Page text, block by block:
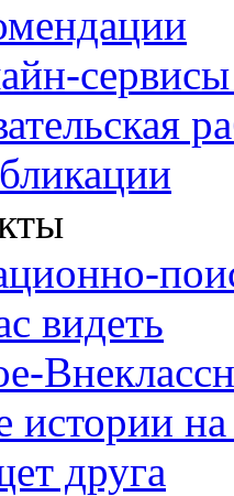
сервисы
видеть
друга